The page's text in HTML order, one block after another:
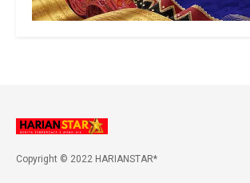
Copyright © 2022 HARIANSTAR*